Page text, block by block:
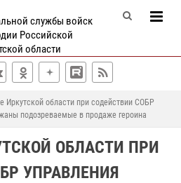
службы войск
Российской
области
Иркутской области при содействии СОБР
подозреваемые в продаже героина
ОБЛАСТИ ПРИ
УПРАВЛЕНИЯ